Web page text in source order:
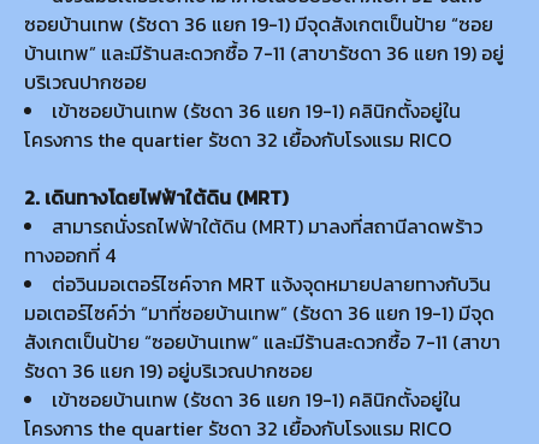
ซอยบ้านเทพ (รัชดา 36 แยก 19-1) มีจุดสังเกตเป็นป้าย “ซอย
บ้านเทพ” และมีร้านสะดวกซื้อ 7-11 (สาขารัชดา 36 แยก 19) อยู่
บริเวณปากซอย
เข้าซอยบ้านเทพ (รัชดา 36 แยก 19-1) คลินิกตั้งอยู่ใน
โครงการ the quartier รัชดา 32 เยื้องกับโรงแรม RICO
2. เดินทางโดยไฟฟ้าใต้ดิน (MRT)
สามารถนั่งรถไฟฟ้าใต้ดิน (MRT) มาลงที่สถานีลาดพร้าว
ทางออกที่ 4
ต่อวินมอเตอร์ไซค์จาก MRT แจ้งจุดหมายปลายทางกับวิน
มอเตอร์ไซค์ว่า “มาที่ซอยบ้านเทพ” (รัชดา 36 แยก 19-1) มีจุด
สังเกตเป็นป้าย “ซอยบ้านเทพ” และมีร้านสะดวกซื้อ 7-11 (สาขา
รัชดา 36 แยก 19) อยู่บริเวณปากซอย
เข้าซอยบ้านเทพ (รัชดา 36 แยก 19-1) คลินิกตั้งอยู่ใน
โครงการ the quartier รัชดา 32 เยื้องกับโรงแรม RICO